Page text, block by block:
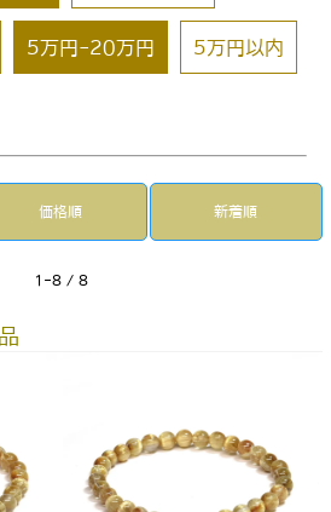
5万円-20万円 5万円以内
価格順 新着順
1-8 / 8